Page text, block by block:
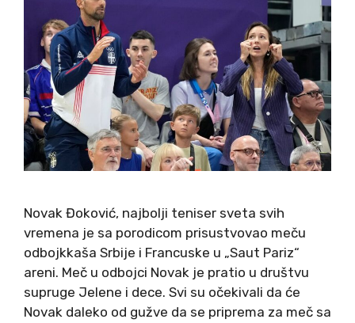
Novak Đoković, najbolji teniser sveta svih
vremena je sa porodicom prisustvovao meču
odbojkkaša Srbije i Francuske u „Saut Pariz“
areni. Meč u odbojci Novak je pratio u društvu
supruge Jelene i dece. Svi su očekivali da će
Novak daleko od gužve da se priprema za meč sa